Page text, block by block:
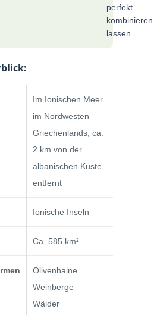
perfekt
kombinieren
lassen.
Im Ionischen Meer
im Nordwesten
Griechenlands, ca.
2 km von der
albanischen Küste
entfernt
Ionische Inseln
Ca. 585 km²
Olivenhaine
Weinberge
Wälder